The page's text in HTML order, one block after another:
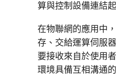
算與控制設備連結
在物聯網的應用中
存、交給運算伺服
要接收來自於使用
環境具備互相溝通